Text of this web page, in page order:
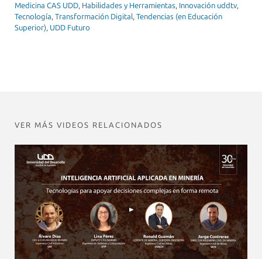
Medicina CAS UDD, Habilidades y Herramientas, Innovación uddtv,
Tecnología, Transformación Digital, Tendencias (en Educación
Superior), UDD Futuro
VER MÁS VIDEOS RELACIONADOS